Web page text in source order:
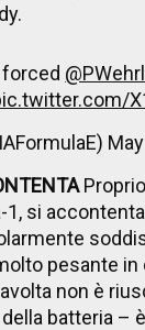
1, si
pesante
non è
batteria –